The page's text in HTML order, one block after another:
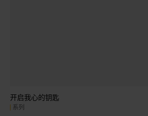
开启我心的钥匙
系列